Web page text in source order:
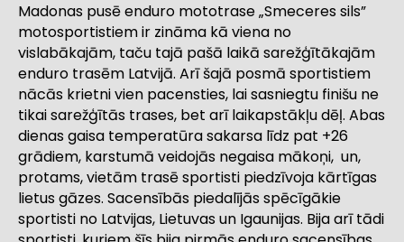
Madonas pusē enduro mototrase „Smeceres sils”
motosportistiem ir zināma kā viena no
vislabākajām, taču tajā pašā laikā sarežģītākajām
enduro trasēm Latvijā. Arī šajā posmā sportistiem
nācās krietni vien pacensties, lai sasniegtu finišu ne
tikai sarežģītās trases, bet arī laikapstākļu dēļ. Abas
dienas gaisa temperatūra sakarsa līdz pat +26
grādiem, karstumā veidojās negaisa mākoņi, un,
protams, vietām trasē sportisti piedzīvoja kārtīgas
lietus gāzes. Sacensībās piedalījās spēcīgākie
sportisti no Latvijas, Lietuvas un Igaunijas. Bija arī tādi